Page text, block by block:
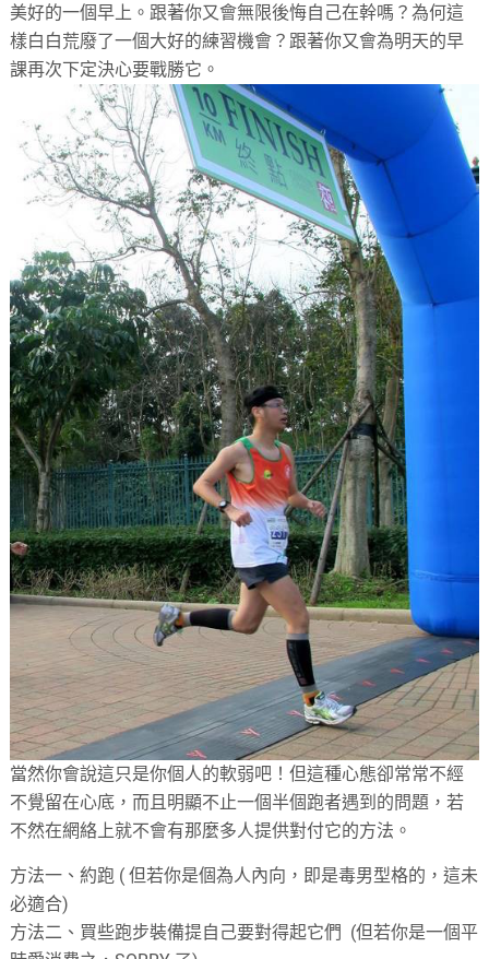
美好的一個早上。跟著你又會無限後悔自己在幹嗎？為何這
樣白白荒廢了一個大好的練習機會？跟著你又會為明天的早
課再次下定決心要戰勝它。
當然你會說這只是你個人的軟弱吧！但這種心態卻常常不經
不覺留在心底，而且明顯不止一個半個跑者遇到的問題，若
不然在網絡上就不會有那麼多人提供對付它的方法。
方法一、約跑 ( 但若你是個為人內向，即是毒男型格的，這未
必適合)
方法二、買些跑步裝備提自己要對得起它們 (但若你是一個平